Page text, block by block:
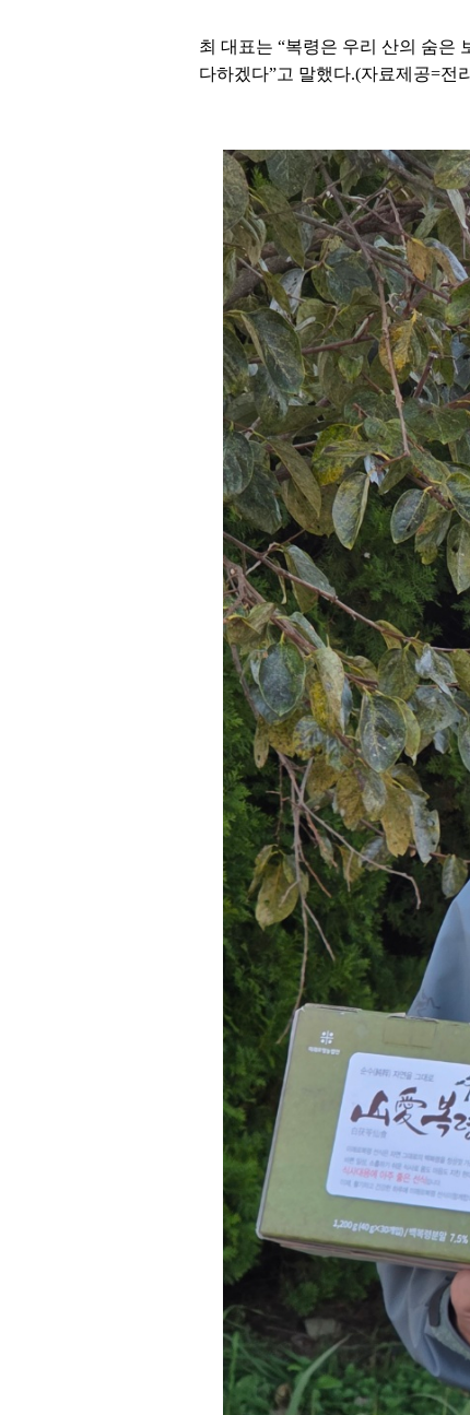
최 대표는 “복령은 우리 산의 숨은
다하겠다”고 말했다.(자료제공=전